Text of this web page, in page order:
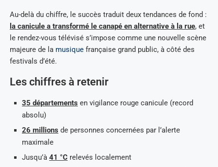
Au-delà du chiffre, le succès traduit deux tendances de fond :
la canicule a transformé le canapé en alternative à la rue, et
le rendez-vous télévisé s’impose comme une nouvelle scène
majeure de la musique française grand public, à côté des
festivals d’été.
Les chiffres à retenir
35 départements en vigilance rouge canicule (record
absolu)
26 millions de personnes concernées par l’alerte
maximale
Jusqu’à 41 °C relevés localement